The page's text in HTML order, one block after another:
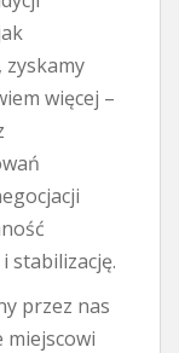
więcej –
stabilizację.
przez nas
miejscowi